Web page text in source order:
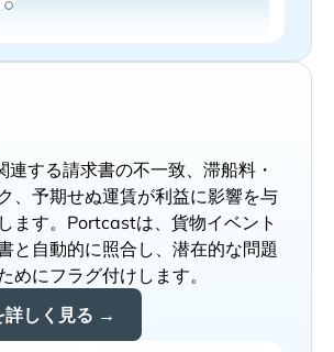
連する請求書の不一致、滞船料・
、予期せぬ運賃が利益に影響を与
ます。Portcastは、貨物イベント
と自動的に照合し、潜在的な問題
めにフラグ付けします。
詳しく見る →